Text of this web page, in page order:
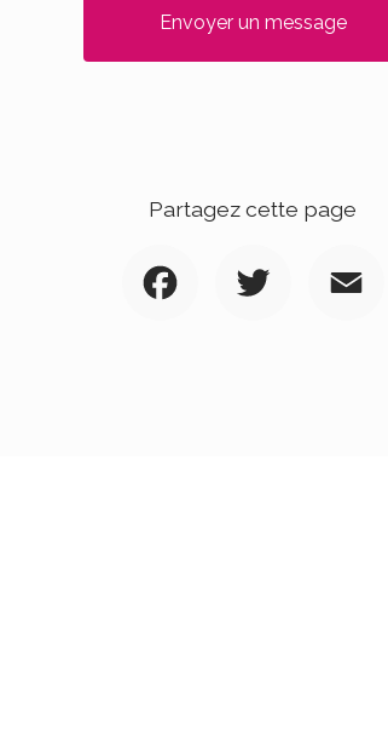
Envoyer un message
Partagez cette page